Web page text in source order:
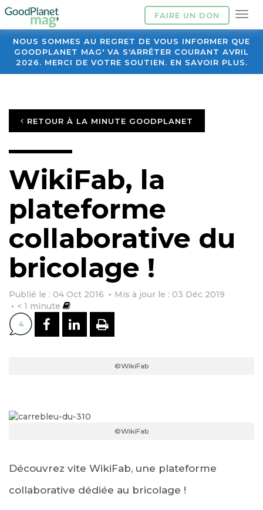
FAIRE UN DON
NOUS SOMMES AU REGRET DE VOUS INFORMER QUE
GOODPLANET MAG' VA S'ARRÊTER COURANT AVRIL
2026. MERCI DE VOTRE SOUTIEN. EN SAVOIR PLUS.
RETOUR À LA MINUTE GOODPLANET
WikiFab, la
plateforme
collaborative du
bricolage !
Publié le : 04 Oct 2016
Mis à jour le : 03 Déc 2019
< 1 minute
4 PARTAGER SUR FACEBOOK
PARTAGER SUR
IMPRIMER
©WikiFab
©WikiFab
Découvrez vite WikiFab, une plateforme
collaborative dédiée au bricolage !